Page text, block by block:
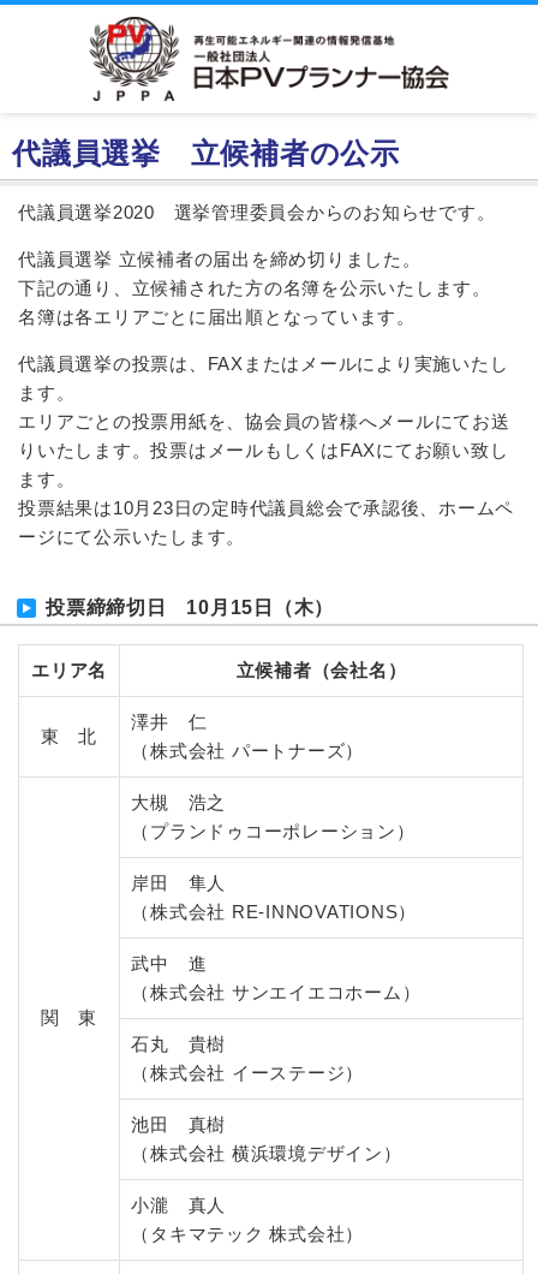
代議員選挙 立候補者の公示
代議員選挙2020 選挙管理委員会からのお知らせです。
代議員選挙 立候補者の届出を締め切りました。
下記の通り、立候補された方の名簿を公示いたします。
名簿は各エリアごとに届出順となっています。
代議員選挙の投票は、FAXまたはメールにより実施いたし
ます。
エリアごとの投票用紙を、協会員の皆様へメールにてお送
りいたします。投票はメールもしくはFAXにてお願い致し
ます。
投票結果は10月23日の定時代議員総会で承認後、ホームペ
ージにて公示いたします。
投票締締切日 10月15日（木）
エリア名 立候補者（会社名）
東 北
澤井 仁
（株式会社 パートナーズ）
関 東
大槻 浩之
（プランドゥコーポレーション）
岸田 隼人
（株式会社 RE-INNOVATIONS）
武中 進
（株式会社 サンエイエコホーム）
石丸 貴樹
（株式会社 イーステージ）
池田 真樹
（株式会社 横浜環境デザイン）
小瀧 真人
（タキマテック 株式会社）